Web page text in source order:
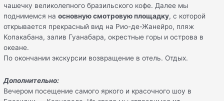
чашечку великолепного бразильского кофе. Далее мы
поднимемся наосновную смотровую площадку, с которой
открывается прекрасный вид на Рио-де-Жанейро, пляж
Копакабана, залив Гуанабара, окрестные горы и острова в
океане.
По окончании экскурсии возвращение в отель. Отдых.
Дополнительно:
Вечером посещение самого яркого и красочного шоу в